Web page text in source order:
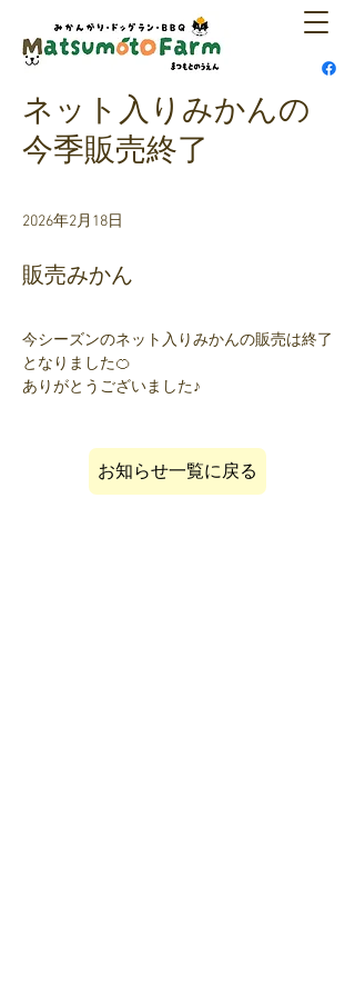
ネット入りみかんの
今季販売終了
2026年2月18日
販売みかん
今シーズンのネット入りみかんの販売は終了
となりました🍊
ありがとうございました♪
お知らせ一覧に戻る